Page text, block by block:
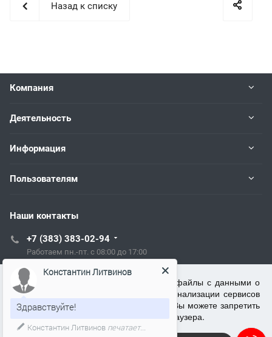
Назад к списку
Компания
Деятельность
Информация
Пользователям
Наши контакты
+7 (383) 383-02-94
Работаем пн.-пт. с 08:00 до 17:00
tech@kip.su
Новосибирск, Немировича-Данченко, 128/1
ООО ТСЦ "Рэлсиб" использует cookie (файлы с данными о
прошлых посещениях сайта) для персонализации сервисов
и повышения удобства пользователей. Вы можете запретить
обработку cookie в настройках своего браузера.
Константин Литвинов
Здравствуйте!
Константин Литвинов печатает...